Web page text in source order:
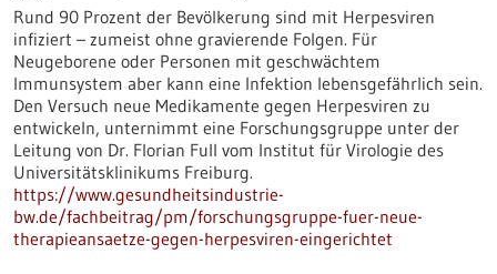
Rund 90 Prozent der Bevölkerung sind mit Herpesviren
infiziert – zumeist ohne gravierende Folgen. Für
Neugeborene oder Personen mit geschwächtem
Immunsystem aber kann eine Infektion lebensgefährlich sein.
Den Versuch neue Medikamente gegen Herpesviren zu
entwickeln, unternimmt eine Forschungsgruppe unter der
Leitung von Dr. Florian Full vom Institut für Virologie des
Universitätsklinikums Freiburg.
https://www.gesundheitsindustrie-
bw.de/fachbeitrag/pm/forschungsgruppe-fuer-neue-
therapieansaetze-gegen-herpesviren-eingerichtet